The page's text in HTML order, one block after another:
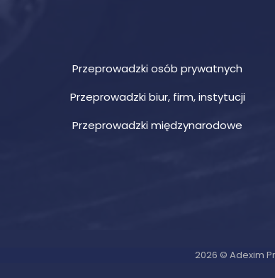
Przeprowadzki osób prywatnych
Przeprowadzki biur, firm, instytucji
Przeprowadzki międzynarodowe
2026 © Adexim